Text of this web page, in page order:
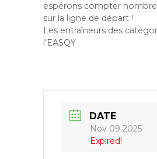
espérons compter
sur la ligne de départ !
Les entraîneurs des
l’EASQY
DATE
Nov 09 2025
Expired!